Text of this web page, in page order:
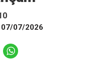
07/07/2026